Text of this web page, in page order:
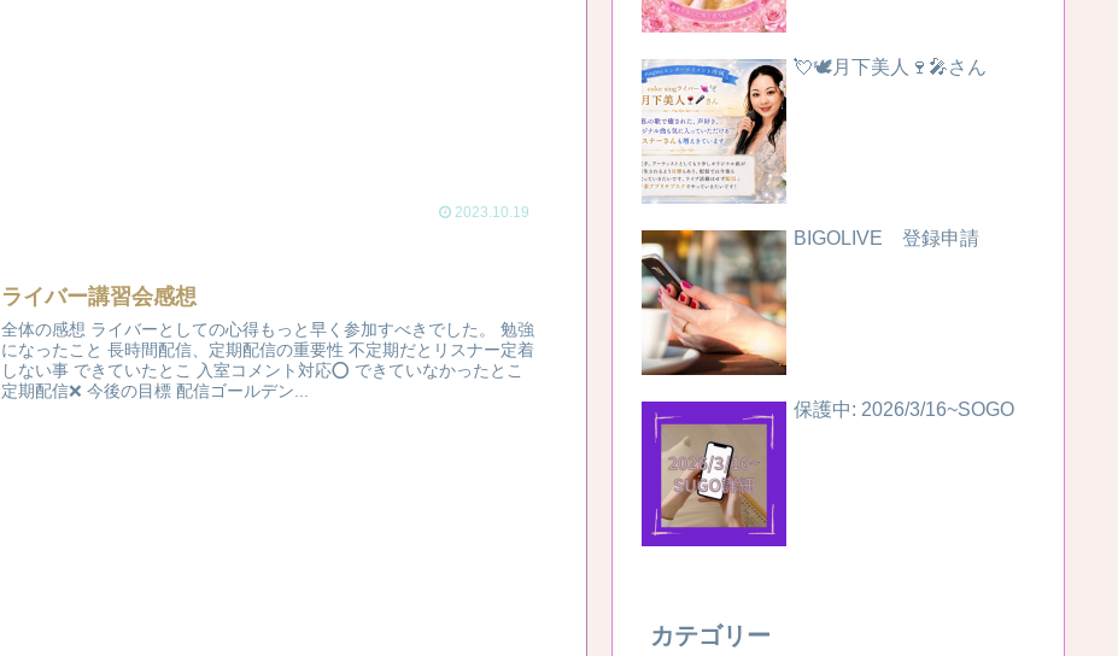
2023.10.19
ライバー講習会感想
全体の感想 ライバーとしての心得もっと早く参加すべきでした。 勉強
になったこと 長時間配信、定期配信の重要性 不定期だとリスナー定着
しない事 できていたとこ 入室コメント対応⭕️ できていなかったとこ
定期配信❌ 今後の目標 配信ゴールデン...
💘🕊️月下美人🍷🎤さん
BIGOLIVE 登録申請
保護中: 2026/3/16~SOGO
カテゴリー